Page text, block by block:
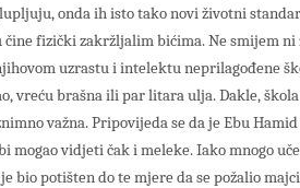
onda ih isto tako novi životni
čine fizički zakržljalim bićima. Ne smijem
uzrastu i intelektu neprilagođene
vreću brašna ili par litara ulja. Dakle,
važna. Pripovijeda se da je Ebu
mogao vidjeti čak i meleke. Iako mnogo
bio potišten do te mjere da se požalio